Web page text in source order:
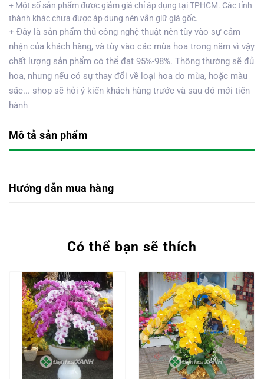
+ Một số sản phẩm được giảm giá chỉ áp dụng tại TPHCM. Các tỉnh
thành khác chưa được áp dụng nên vẫn giữ giá gốc.
+ Đây là sản phẩm thủ công nghệ thuật nên tùy vào sự cảm
nhận của khách hàng, và tùy vào các mùa hoa trong năm vì vậy
chất lượng sản phẩm có thể đạt 95%-98%. Thông thường sẽ đủ
hoa, nhưng nếu có sự thay đổi về loại hoa do mùa, hoặc màu
sắc... shop sẽ hỏi ý kiến khách hàng trước và sau đó mới tiến
hành
Mô tả sản phẩm
Hướng dẫn mua hàng
Có thể bạn sẽ thích